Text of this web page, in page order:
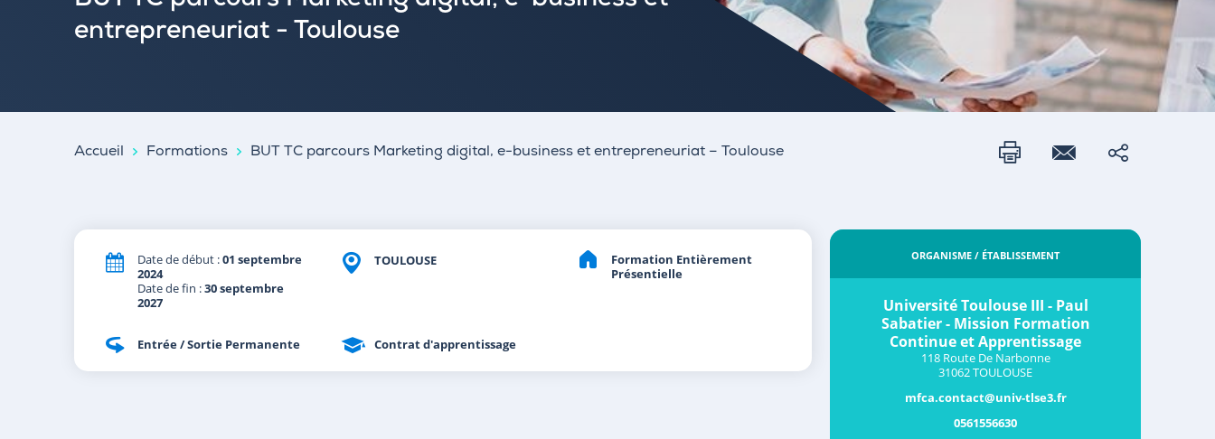
entrepreneuriat - Toulouse
Accueil Formations BUT TC parcours Marketing digital, e-business et entrepreneuriat – Toulouse
Date de début :01 septembre
2024
Date de fin :30 septembre
2027
TOULOUSE
Formation Entièrement
Présentielle
Entrée / Sortie Permanente Contrat d'apprentissage
ORGANISME / ÉTABLISSEMENT
Université Toulouse III - Paul
Sabatier - Mission Formation
Continue et Apprentissage
118 Route De Narbonne
31062 TOULOUSE
mfca.contact@univ-tlse3.fr
0561556630